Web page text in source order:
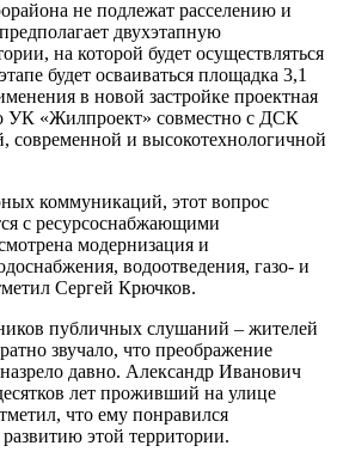
не подлежат расселению и
двухэтапную
на которой будет осуществляться
будет осваиваться площадка 3,1
в новой застройке проектная
УК «Жилпроект» совместно с ДСК
современной и высокотехнологичной
коммуникаций, этот вопрос
с ресурсоснабжающими
модернизация и
водоотведения, газо- и
Сергей Крючков.
публичных слушаний – жителей
звучало, что преображение
давно. Александр Иванович
лет проживший на улице
что ему понравился
этой территории.